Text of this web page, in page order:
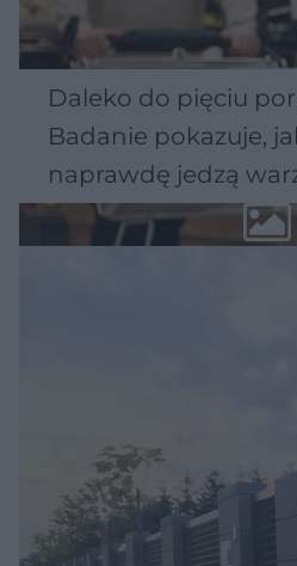
Daleko do pięciu
Badanie pokazuje,
naprawdę jedzą